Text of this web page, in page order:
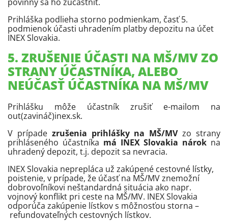
Prihláška podlieha storno podmienkam, časť 5.
podmienok účasti uhradením platby depozitu na účet
INEX Slovakia.
5. ZRUŠENIE ÚČASTI NA MŠ/MV ZO
STRANY ÚČASTNÍKA, ALEBO
NEÚČASŤ ÚČASTNÍKA NA MŠ/MV
Prihlášku môže účastník zrušiť e-mailom na
out(zavináč)inex.sk.
V prípade zrušenia prihlášky na MŠ/MVzo strany
prihláseného účastníka má INEX Slovakia nárok na
uhradený depozit, t.j. depozit sa nevracia.
INEX Slovakia neprepláca už zakúpené cestovné lístky,
poistenie, v prípade, že účasť na MŠ/MV znemožní
dobrovoľníkovi neštandardná situácia ako napr.
vojnový konflikt pri ceste na MŠ/MV. INEX Slovakia
odporúča zakúpenie lístkov s môžnosťou storna –
refundovateľných cestovných lístkov.